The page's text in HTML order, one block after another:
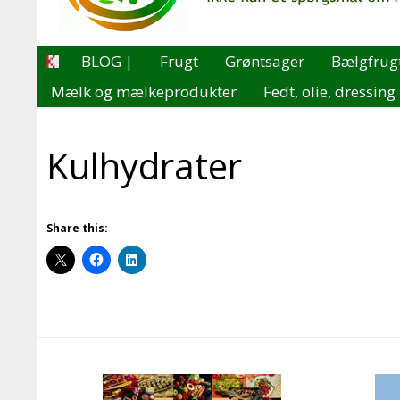
BLOG | Frugt Grøntsager
Mælk og mælkeprodukter
Fedt, olie, dressing
Kulhydrater
Share this: